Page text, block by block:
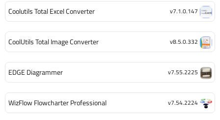
Coolutils Total Excel Converter v7.1.0.147
CoolUtils Total Image Converter v8.5.0.332
EDGE Diagrammer v7.55.2225
WizFlow Flowcharter Professional v7.54.2224